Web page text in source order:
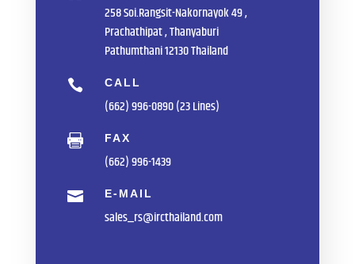
258 Soi.Rangsit-Nakornayok 49 ,
Prachathipat , Thanyaburi
Pathumthani 12130 Thailand
 CALL
(662) 996-0890 (23 Lines)
 FAX
(662) 996-1439
 E-MAIL
sales_rs@ircthailand.com